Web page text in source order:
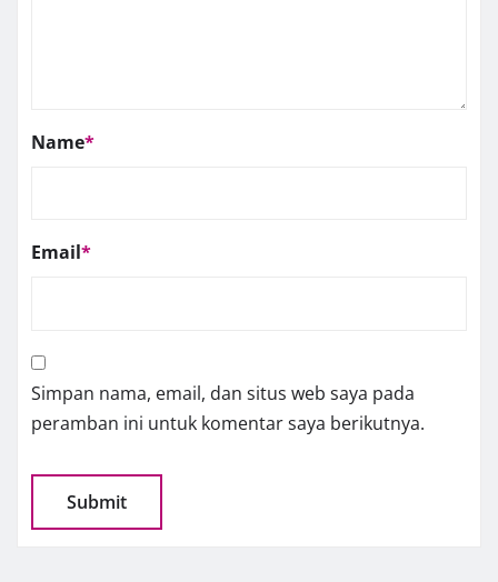
Name*
Email*
Simpan nama, email, dan situs web saya pada
peramban ini untuk komentar saya berikutnya.